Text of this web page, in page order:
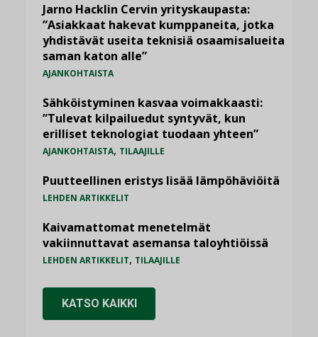
Jarno Hacklin Cervin yrityskaupasta:
”Asiakkaat hakevat kumppaneita, jotka
yhdistävät useita teknisiä osaamisalueita
saman katon alle”
AJANKOHTAISTA
Sähköistyminen kasvaa voimakkaasti:
”Tulevat kilpailuedut syntyvät, kun
erilliset teknologiat tuodaan yhteen”
AJANKOHTAISTA, TILAAJILLE
Puutteellinen eristys lisää lämpöhäviöitä
LEHDEN ARTIKKELIT
Kaivamattomat menetelmät
vakiinnuttavat asemansa taloyhtiöissä
LEHDEN ARTIKKELIT, TILAAJILLE
KATSO KAIKKI